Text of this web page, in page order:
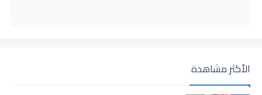
الأكثر مشاهدة